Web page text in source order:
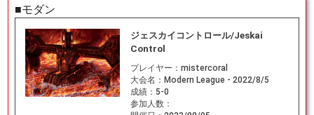
■モダン
ジェスカイコントロール/Jeskai
Control
プレイヤー： mistercoral
大会名： Modern League - 2022/8/5
成績： 5-0
参加人数：